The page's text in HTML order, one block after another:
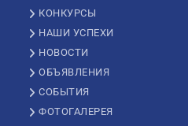
КОНКУРСЫ
НАШИ УСПЕХИ
НОВОСТИ
ОБЪЯВЛЕНИЯ
СОБЫТИЯ
ФОТОГАЛЕРЕЯ